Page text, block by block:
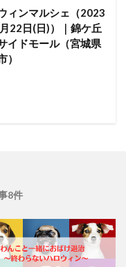
ィンマルシェ（2023
22日(日)）｜錦ケ丘
イドモール（宮城県
）
8件